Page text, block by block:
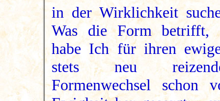
in der Wirklichkeit
Was die Form betrifft,
habe Ich für ihren
stets neu
Formenwechsel schon